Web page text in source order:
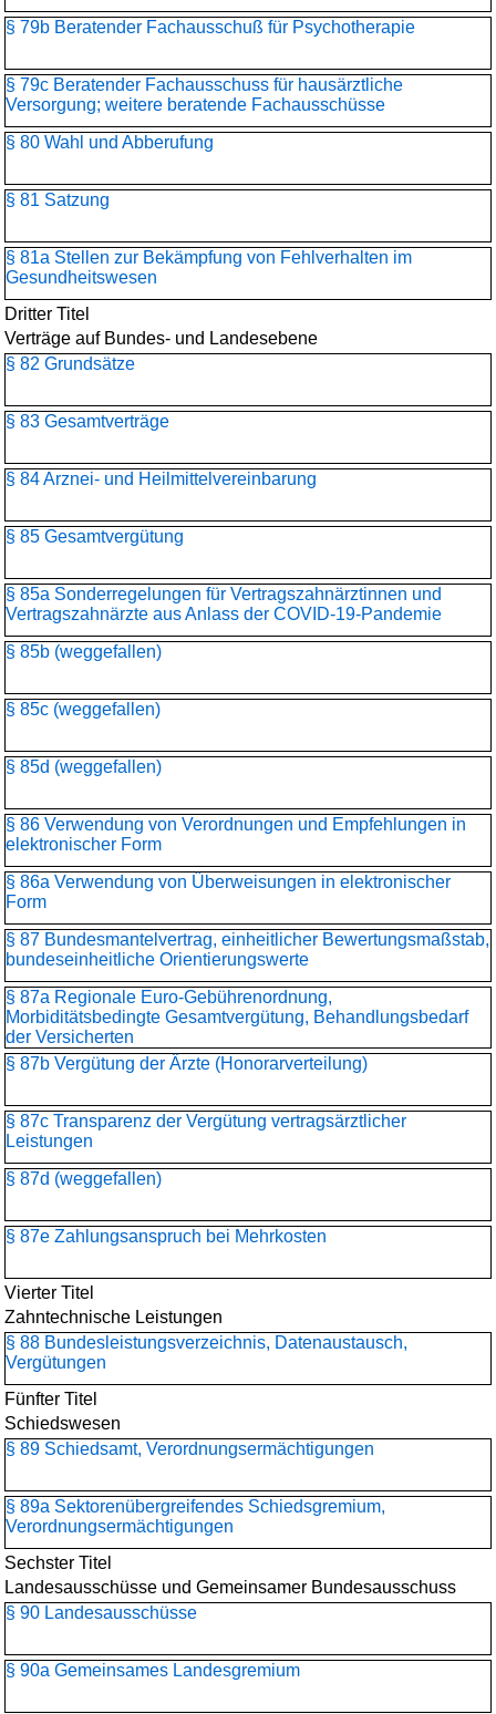
§ 79b Beratender Fachausschuß für Psychotherapie
§ 79c Beratender Fachausschuss für hausärztliche
Versorgung; weitere beratende Fachausschüsse
§ 80 Wahl und Abberufung
§ 81 Satzung
§ 81a Stellen zur Bekämpfung von Fehlverhalten im
Gesundheitswesen
Dritter Titel
Verträge auf Bundes- und Landesebene
§ 82 Grundsätze
§ 83 Gesamtverträge
§ 84 Arznei- und Heilmittelvereinbarung
§ 85 Gesamtvergütung
§ 85a Sonderregelungen für Vertragszahnärztinnen und
Vertragszahnärzte aus Anlass der COVID-19-Pandemie
§ 85b (weggefallen)
§ 85c (weggefallen)
§ 85d (weggefallen)
§ 86 Verwendung von Verordnungen und Empfehlungen in
elektronischer Form
§ 86a Verwendung von Überweisungen in elektronischer
Form
§ 87 Bundesmantelvertrag, einheitlicher Bewertungsmaßstab,
bundeseinheitliche Orientierungswerte
§ 87a Regionale Euro-Gebührenordnung,
Morbiditätsbedingte Gesamtvergütung, Behandlungsbedarf
der Versicherten
§ 87b Vergütung der Ärzte (Honorarverteilung)
§ 87c Transparenz der Vergütung vertragsärztlicher
Leistungen
§ 87d (weggefallen)
§ 87e Zahlungsanspruch bei Mehrkosten
Vierter Titel
Zahntechnische Leistungen
§ 88 Bundesleistungsverzeichnis, Datenaustausch,
Vergütungen
Fünfter Titel
Schiedswesen
§ 89 Schiedsamt, Verordnungsermächtigungen
§ 89a Sektorenübergreifendes Schiedsgremium,
Verordnungsermächtigungen
Sechster Titel
Landesausschüsse und Gemeinsamer Bundesausschuss
§ 90 Landesausschüsse
§ 90a Gemeinsames Landesgremium